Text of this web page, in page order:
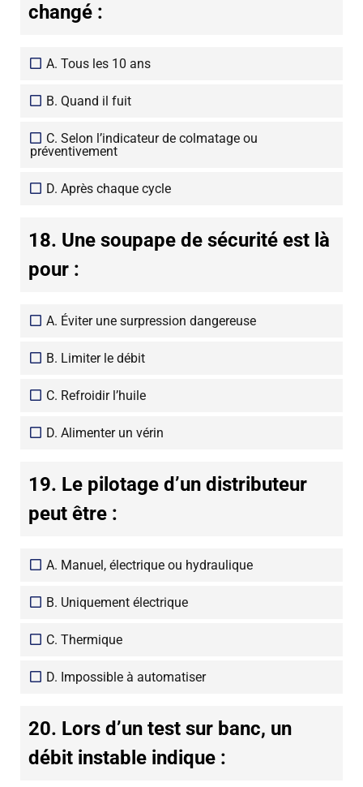
changé :
A. Tous les 10 ans
B. Quand il fuit
C. Selon l’indicateur de colmatage ou
préventivement
D. Après chaque cycle
18. Une soupape de sécurité est là
pour :
A. Éviter une surpression dangereuse
B. Limiter le débit
C. Refroidir l’huile
D. Alimenter un vérin
19. Le pilotage d’un distributeur
peut être :
A. Manuel, électrique ou hydraulique
B. Uniquement électrique
C. Thermique
D. Impossible à automatiser
20. Lors d’un test sur banc, un
débit instable indique :